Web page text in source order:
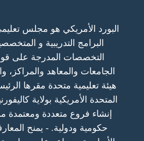
البورد الأمريكي هو مجلس
البرامج التدريبية و
التخصصات المدرجة على
الجامعات والمعاهد والمراكز،
هيئة تعليمية متحدة مقرها
المتحدة الأمريكية بولاية
إنشاء فروع متعددة ومعتمدة
حكومية ودولية. - يمنح